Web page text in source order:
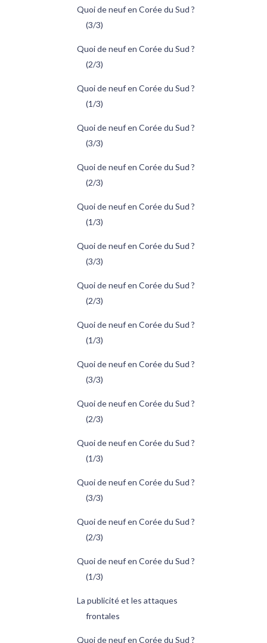
Quoi de neuf en Corée du Sud ?
(3/3)
Quoi de neuf en Corée du Sud ?
(2/3)
Quoi de neuf en Corée du Sud ?
(1/3)
Quoi de neuf en Corée du Sud ?
(3/3)
Quoi de neuf en Corée du Sud ?
(2/3)
Quoi de neuf en Corée du Sud ?
(1/3)
Quoi de neuf en Corée du Sud ?
(3/3)
Quoi de neuf en Corée du Sud ?
(2/3)
Quoi de neuf en Corée du Sud ?
(1/3)
Quoi de neuf en Corée du Sud ?
(3/3)
Quoi de neuf en Corée du Sud ?
(2/3)
Quoi de neuf en Corée du Sud ?
(1/3)
Quoi de neuf en Corée du Sud ?
(3/3)
Quoi de neuf en Corée du Sud ?
(2/3)
Quoi de neuf en Corée du Sud ?
(1/3)
La publicité et les attaques
frontales
Quoi de neuf en Corée du Sud ?